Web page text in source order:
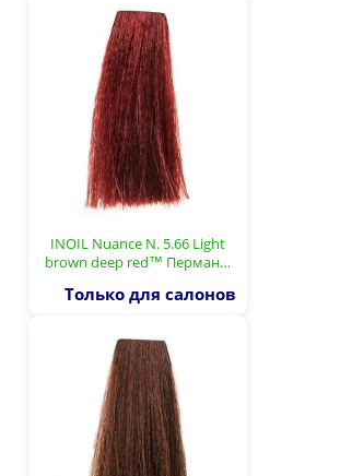
INOIL Nuance N. 5.66 Light
brown deep red™ Перман…
Только для салонов